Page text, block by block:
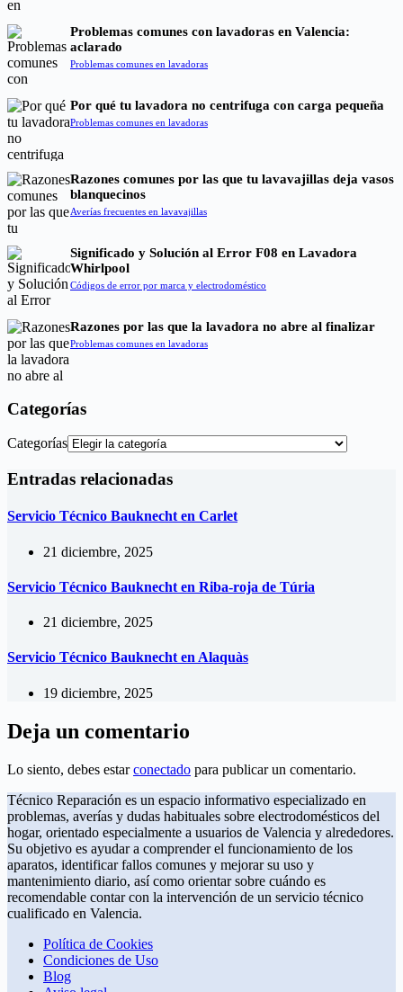
Problemas comunes con lavadoras en Valencia:
aclarado
Problemas comunes en lavadoras
Por qué tu lavadora no centrifuga con carga pequeña
Problemas comunes en lavadoras
Razones comunes por las que tu lavavajillas deja vasos
blanquecinos
Averías frecuentes en lavavajillas
Significado y Solución al Error F08 en Lavadora
Whirlpool
Códigos de error por marca y electrodoméstico
Razones por las que la lavadora no abre al finalizar
Problemas comunes en lavadoras
Categorías
Categorías
Entradas relacionadas
Servicio Técnico Bauknecht en Carlet
21 diciembre, 2025
Servicio Técnico Bauknecht en Riba-roja de Túria
21 diciembre, 2025
Servicio Técnico Bauknecht en Alaquàs
19 diciembre, 2025
Deja un comentario
Lo siento, debes estarconectado para publicar un comentario.
Técnico Reparación es un espacio informativo especializado en
problemas, averías y dudas habituales sobre electrodomésticos del
hogar, orientado especialmente a usuarios de Valencia y alrededores.
Su objetivo es ayudar a comprender el funcionamiento de los
aparatos, identificar fallos comunes y mejorar su uso y
mantenimiento diario, así como orientar sobre cuándo es
recomendable contar con la intervención de un servicio técnico
cualificado en Valencia.
Política de Cookies
Condiciones de Uso
Blog